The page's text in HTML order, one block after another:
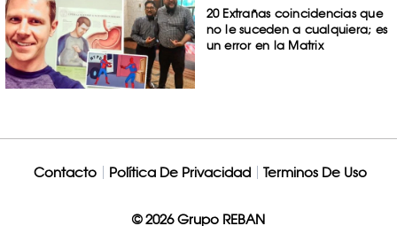
20 Extrañas coincidencias que
no le suceden a cualquiera; es
un error en la Matrix
Contacto Política De Privacidad Terminos De Uso
© 2026 Grupo REBAN